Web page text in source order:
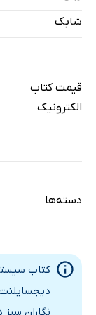
2-7- ذخیره پروژه فعال
2-9-1- نحوه ریست کردن اطلاعات
3-3-1-گام اول: تعیین Type برای هر المان
3-3-2- گام دوم واردکردن مقادیر المان‌ها
فصل چهارم:
شابک
قیمت کتاب
الکترونیک
دسته‌ها
کتاب